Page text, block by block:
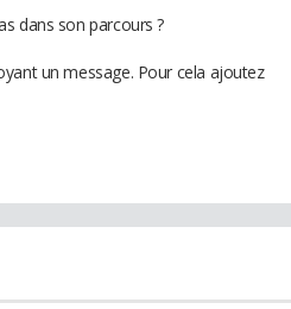
dans son parcours ?
un message. Pour cela ajoutez